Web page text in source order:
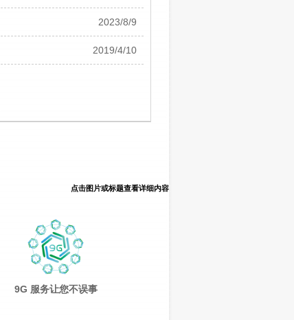
2023/8/9
2019/4/10
点击图片或标题查看详细内容
9G 服务让您不误事